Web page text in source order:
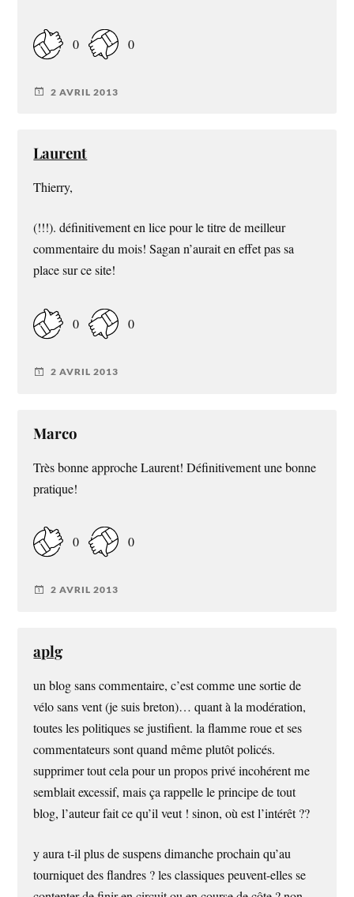
0 0
2 AVRIL 2013
Laurent
Thierry,
(!!!). définitivement en lice pour le titre de meilleur
commentaire du mois! Sagan n’aurait en effet pas sa
place sur ce site!
0 0
2 AVRIL 2013
Marco
Très bonne approche Laurent! Définitivement une bonne
pratique!
0 0
2 AVRIL 2013
aplg
un blog sans commentaire, c’est comme une sortie de
vélo sans vent (je suis breton)… quant à la modération,
toutes les politiques se justifient. la flamme roue et ses
commentateurs sont quand même plutôt policés.
supprimer tout cela pour un propos privé incohérent me
semblait excessif, mais ça rappelle le principe de tout
blog, l’auteur fait ce qu’il veut ! sinon, où est l’intérêt ??
y aura t-il plus de suspens dimanche prochain qu’au
tourniquet des flandres ? les classiques peuvent-elles se